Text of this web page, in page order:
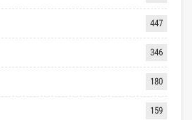
447
346
180
159